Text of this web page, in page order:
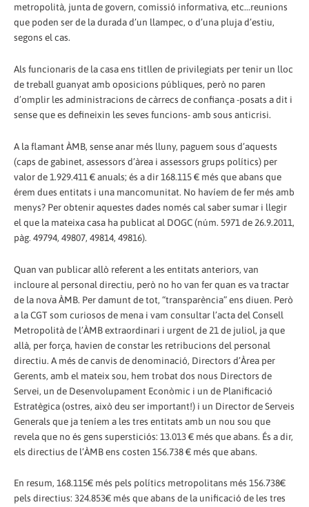
metropolità, junta de govern, comissió informativa, etc...reunions
que poden ser de la durada d’un llampec, o d’una pluja d’estiu,
segons el cas.
Als funcionaris de la casa ens titllen de privilegiats per tenir un lloc
de treball guanyat amb oposicions públiques, però no paren
d’omplir les administracions de càrrecs de confiança -posats a dit i
sense que es defineixin les seves funcions- amb sous anticrisi.
A la flamant ÀMB, sense anar més lluny, paguem sous d’aquests
(caps de gabinet, assessors d’àrea i assessors grups polítics) per
valor de 1.929.411 € anuals; és a dir 168.115 € més que abans que
érem dues entitats i una mancomunitat. No havíem de fer més amb
menys? Per obtenir aquestes dades només cal saber sumar i llegir
el que la mateixa casa ha publicat al DOGC (núm. 5971 de 26.9.2011,
pàg. 49794, 49807, 49814, 49816).
Quan van publicar allò referent a les entitats anteriors, van
incloure al personal directiu, però no ho van fer quan es va tractar
de la nova ÀMB. Per damunt de tot, “transparència” ens diuen. Però
a la CGT som curiosos de mena i vam consultar l’acta del Consell
Metropolità de l’ÀMB extraordinari i urgent de 21 de juliol, ja que
allà, per força, havien de constar les retribucions del personal
directiu. A més de canvis de denominació, Directors d’Àrea per
Gerents, amb el mateix sou, hem trobat dos nous Directors de
Servei, un de Desenvolupament Econòmic i un de Planificació
Estratègica (ostres, això deu ser important!) i un Director de Serveis
Generals que ja teníem a les tres entitats amb un nou sou que
revela que no és gens supersticiós: 13.013 € més que abans. És a dir,
els directius de l’ÀMB ens costen 156.738 € més que abans.
En resum, 168.115€ més pels polítics metropolitans més 156.738€
pels directius: 324.853€ més que abans de la unificació de les tres